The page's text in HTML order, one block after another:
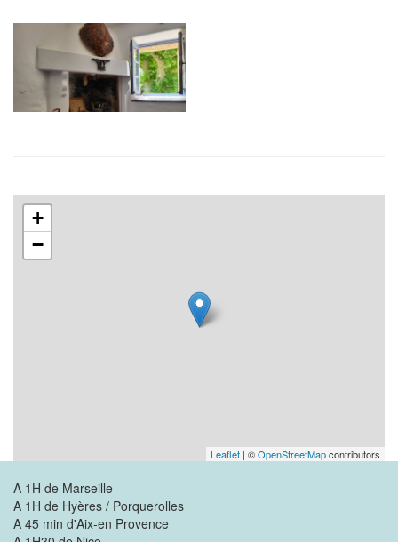
+
−
Leaflet | ©OpenStreetMapcontributors
A 1H de Marseille
A 1H de Hyères / Porquerolles
A 45 min d'Aix-en Provence